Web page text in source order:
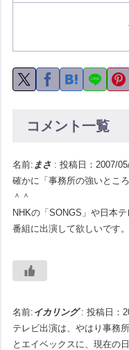
コメント一覧
名前: まさ : 投稿日：2007/
確かに「事務所の強いとこ
＾＾
NHKの「SONGS」や日本
番組に出演して欲しいです。
名前: イカリング: 投稿日：
テレビ出演は、やはり事務
とエイベックスに、現在の